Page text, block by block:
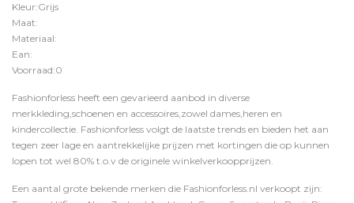
Kleur:Grijs
Maat:
Materiaal:
Ean:
Voorraad:0
Fashionforless heeft een gevarieerd aanbod in diverse
merkkleding,schoenen en accessoires,zowel dames,heren en
kindercollectie. Fashionforless volgt de laatste trends en bieden het aan
tegen zeer lage en aantrekkelijke prijzen met kortingen die op kunnen
lopen tot wel 80% t.o.v de originele winkelverkoopprijzen.
Een aantal grote bekende merken die Fashionforless.nl verkoopt zijn: